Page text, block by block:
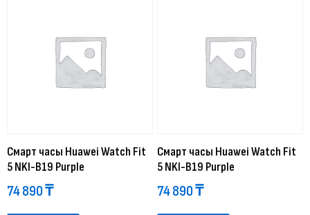
Смарт часы Huawei Watch Fit
5 NKI-B19 Purple
74 890₸
Смарт часы Huawei Watch Fit
5 NKI-B19 Purple
74 890₸